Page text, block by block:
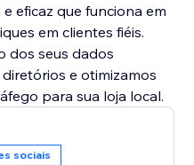
eficaz que funciona em
em clientes fiéis.
dos seus dados
e otimizamos
para sua loja local.
sociais